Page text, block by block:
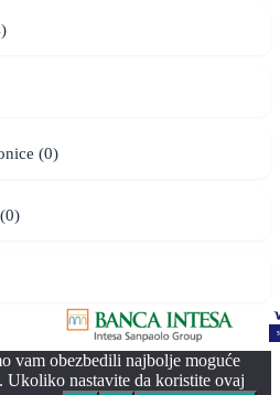
(0)
vam obezbedili najbolje moguće
Ukoliko nastavite da koristite ovaj